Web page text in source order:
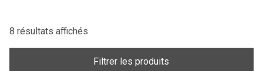
8 résultats affichés
Filtrer les produits